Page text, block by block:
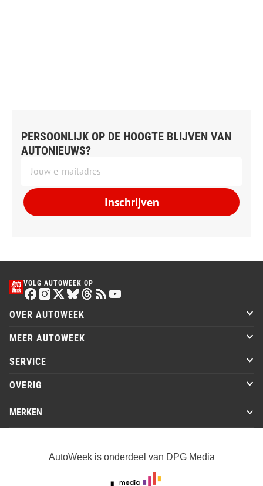
PERSOONLIJK OP DE HOOGTE BLIJVEN VAN
AUTONIEUWS?
Inschrijven
VOLG AUTOWEEK OP
OVER AUTOWEEK
MEER AUTOWEEK
SERVICE
OVERIG
MERKEN
AutoWeek is onderdeel van DPG Media